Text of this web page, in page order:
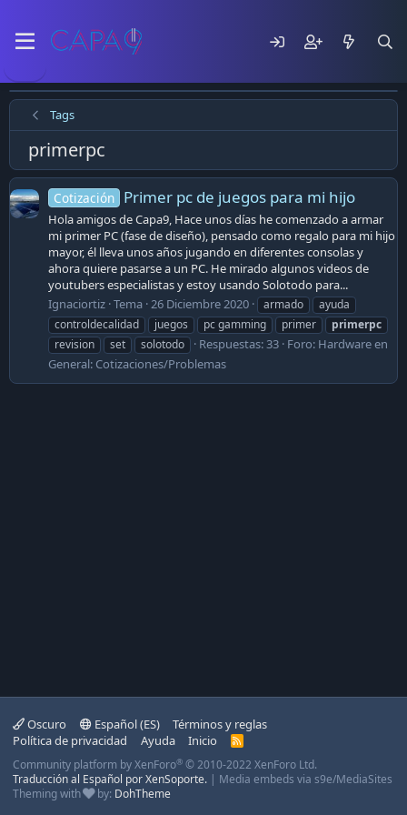
Tags
primerpc
Cotización Primer pc de juegos para mi hijo
Hola amigos de Capa9, Hace unos días he comenzado a armar
mi primer PC (fase de diseño), pensado como regalo para mi hijo
mayor, él lleva unos años jugando en diferentes consolas y
ahora quiere pasarse a un PC. He mirado algunos videos de
youtubers especialistas y estoy usando Solotodo para...
Ignaciortiz Tema 26 Diciembre 2020 armado
ayuda
controldecalidad
juegos pc gamming primer
primerpc
revision
set solotodo Respuestas: 33 Foro: Hardware en
General: Cotizaciones/Problemas
Oscuro Español (ES)
Términos y reglas
Política de privacidad
Ayuda Inicio
R
S
Community platform by XenForo® © 2010-2022 XenForo Ltd.
Traducción al Español por XenSoporte. | Media embeds via s9e/MediaSites
Theming with
by: DohTheme